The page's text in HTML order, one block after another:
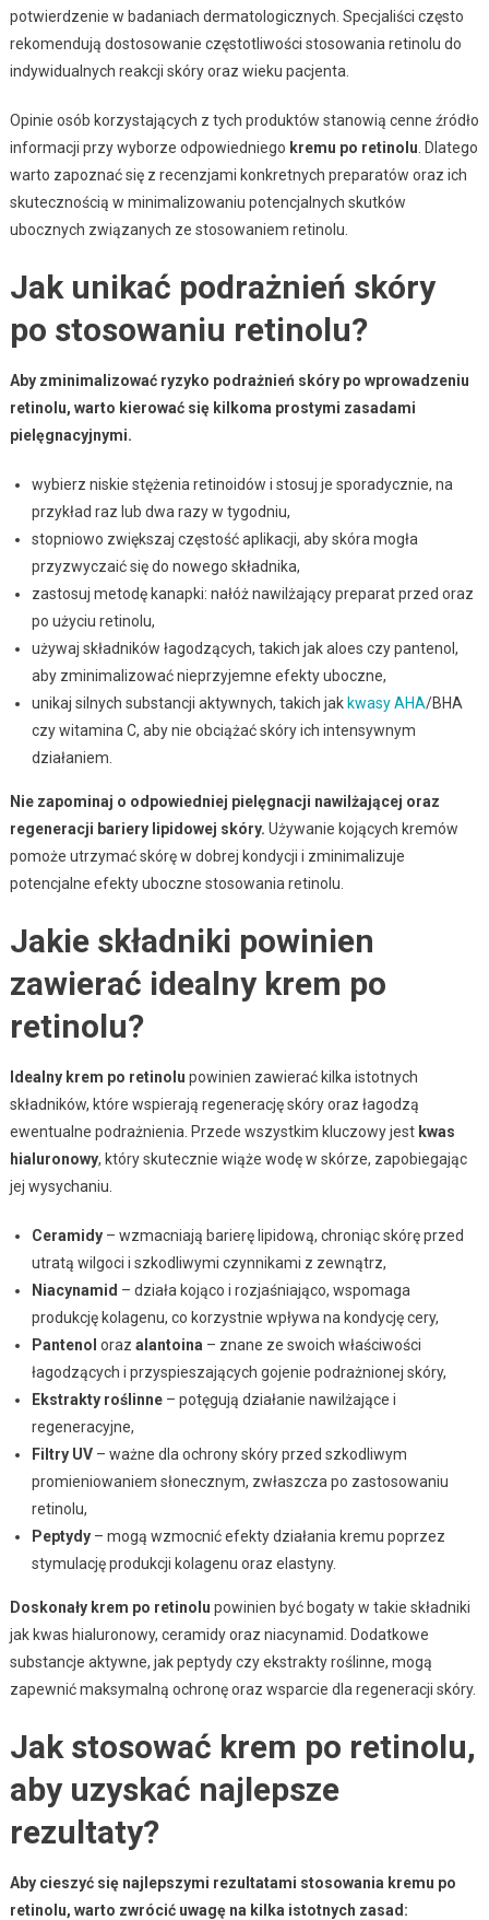
potwierdzenie w badaniach dermatologicznych. Specjaliści często
rekomendują dostosowanie częstotliwości stosowania retinolu do
indywidualnych reakcji skóry oraz wieku pacjenta.
Opinie osób korzystających z tych produktów stanowią cenne źródło
informacji przy wyborze odpowiedniego kremu po retinolu . Dlatego
warto zapoznać się z recenzjami konkretnych preparatów oraz ich
skutecznością w minimalizowaniu potencjalnych skutków
ubocznych związanych ze stosowaniem retinolu.
Jak unikać podrażnień skóry
po stosowaniu retinolu?
Aby zminimalizować ryzyko podrażnień skóry po wprowadzeniu
retinolu, warto kierować się kilkoma prostymi zasadami
pielęgnacyjnymi.
wybierz niskie stężenia retinoidów i stosuj je sporadycznie, na
przykład raz lub dwa razy w tygodniu,
stopniowo zwiększaj częstość aplikacji, aby skóra mogła
przyzwyczaić się do nowego składnika,
zastosuj metodę kanapki: nałóż nawilżający preparat przed oraz
po użyciu retinolu,
używaj składników łagodzących, takich jak aloes czy pantenol,
aby zminimalizować nieprzyjemne efekty uboczne,
unikaj silnych substancji aktywnych, takich jak kwasy AHA/BHA
czy witamina C, aby nie obciążać skóry ich intensywnym
działaniem.
Nie zapominaj o odpowiedniej pielęgnacji nawilżającej oraz
regeneracji bariery lipidowej skóry. Używanie kojących kremów
pomoże utrzymać skórę w dobrej kondycji i zminimalizuje
potencjalne efekty uboczne stosowania retinolu.
Jakie składniki powinien
zawierać idealny krem po
retinolu?
Idealny krem po retinolu powinien zawierać kilka istotnych
składników, które wspierają regenerację skóry oraz łagodzą
ewentualne podrażnienia. Przede wszystkim kluczowy jest kwas
hialuronowy, który skutecznie wiąże wodę w skórze, zapobiegając
jej wysychaniu.
Ceramidy– wzmacniają barierę lipidową, chroniąc skórę przed
utratą wilgoci i szkodliwymi czynnikami z zewnątrz,
Niacynamid – działa kojąco i rozjaśniająco, wspomaga
produkcję kolagenu, co korzystnie wpływa na kondycję cery,
Pantenol oraz alantoina – znane ze swoich właściwości
łagodzących i przyspieszających gojenie podrażnionej skóry,
Ekstrakty roślinne– potęgują działanie nawilżające i
regeneracyjne,
Filtry UV– ważne dla ochrony skóry przed szkodliwym
promieniowaniem słonecznym, zwłaszcza po zastosowaniu
retinolu,
Peptydy– mogą wzmocnić efekty działania kremu poprzez
stymulację produkcji kolagenu oraz elastyny.
Doskonały krem po retinolu powinien być bogaty w takie składniki
jak kwas hialuronowy, ceramidy oraz niacynamid. Dodatkowe
substancje aktywne, jak peptydy czy ekstrakty roślinne, mogą
zapewnić maksymalną ochronę oraz wsparcie dla regeneracji skóry.
Jak stosować krem po retinolu,
aby uzyskać najlepsze
rezultaty?
Aby cieszyć się najlepszymi rezultatami stosowania kremu po
retinolu, warto zwrócić uwagę na kilka istotnych zasad: